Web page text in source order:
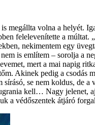
volna a helyét.
felelevenítette a
nekimentem egy
is említem – ­sorolja a
mert a mai napig
Akinek pedig a csodás
se nem koldus, de
kell… Nagy jelenet,
a védőszentek átjáró